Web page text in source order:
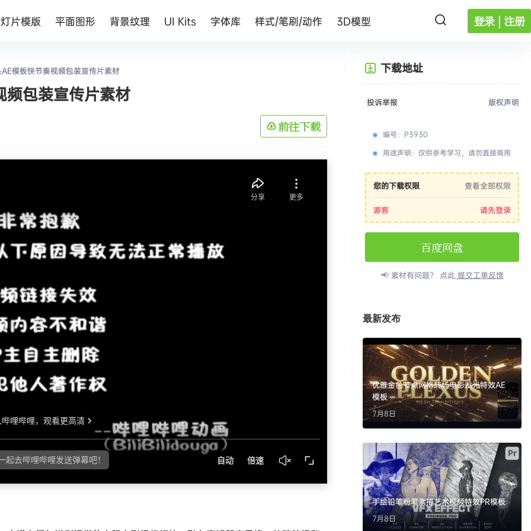
登录 | 注册
片模版 平面图形 背景纹理 UI Kits 字体库 样式/笔刷/动作 3D模型
模板快节奏视频包装宣传片素材
频包装宣传片素材
前往下载
下载地址
投诉举报 版权声明
编号： P3930
用途声明： 仅供参考学习，请勿直接商用
您的下载权限 查看全部权限
游客 请先登录
百度网盘
📢 素材有问题？ 点此提交工单反馈
最新发布
优雅金色节点网格转场电影发光特效AE
模板
7月8日
手绘铅笔粉笔素描艺术视频特效PR模板
7月8日